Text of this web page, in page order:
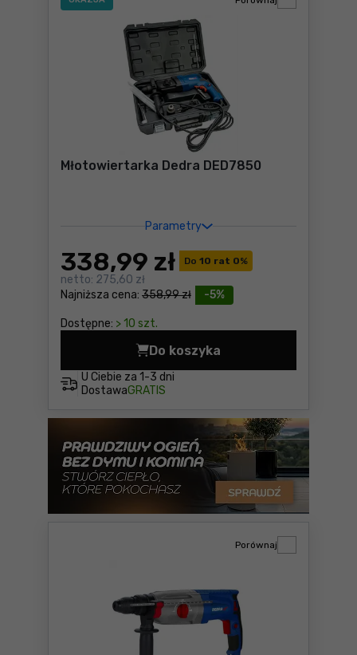
Młotowiertarka Dedra DED7850
Parametry
Do 10 rat 0%
-5%
Najniższa cena: 358,99 zł
338,99 zł
netto: 275,60 zł
Dostępne: > 10 szt.
U Ciebie za 1-3 dni
DostawaGRATIS
Do koszyka
Młotowiertarka Dedra
Porównaj